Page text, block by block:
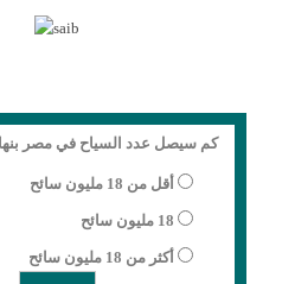
كم سيصل عدد السياح في مصر
أقل من 18 مليون سائح
18 مليون سائح
أكثر من 18 مليون سائح